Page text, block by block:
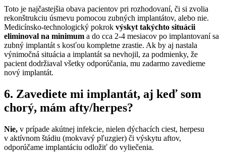
Toto je najčastejšia obava pacientov pri rozhodovaní, či si zvolia
rekonštrukciu úsmevu pomocou zubných implantátov, alebo nie.
Medicínsko-technologický pokrok výskyt takýchto situácii
eliminoval na minimum a do cca 2-4 mesiacov po implantovaní sa
zubný implantát s kosťou kompletne zrastie. Ak by aj nastala
výnimočná situácia a implantát sa nevhojil, za podmienky, že
pacient dodržiaval všetky odporúčania, mu zadarmo zavedieme
nový implantát.
6. Zavediete mi implantát, aj keď som
chorý, mám afty/herpes?
Nie, v prípade akútnej infekcie, nielen dýchacích ciest, herpesu
v aktívnom štádiu (mokvavý pľuzgier) či výskytu aftov,
odporúčame implantáciu odložiť do vyliečenia.